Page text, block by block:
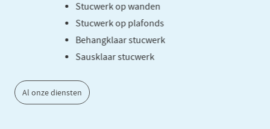
Stucwerk op wanden
Stucwerk op plafonds
Behangklaar stucwerk
Sausklaar stucwerk
Al onze diensten